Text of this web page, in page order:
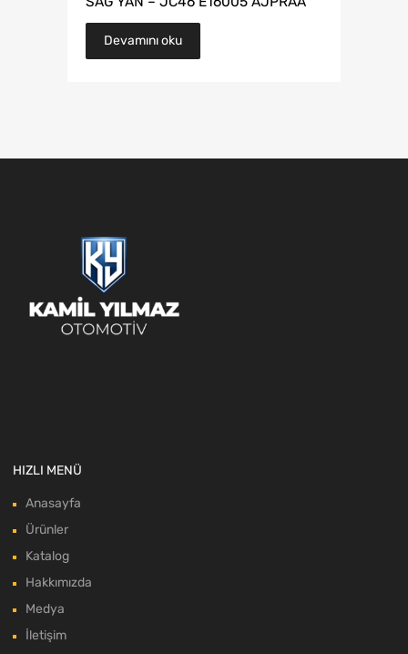
Devamını oku
HIZLI MENÜ
Anasayfa
Ürünler
Katalog
Hakkımızda
Medya
İletişim